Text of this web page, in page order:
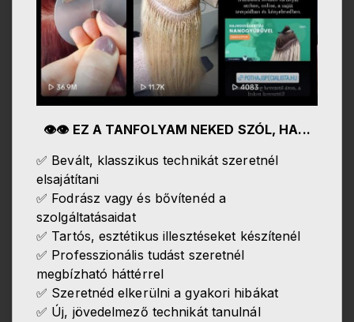
👁️👁️ EZ A TANFOLYAM NEKED SZÓL, HA...
✅ Bevált, klasszikus technikát szeretnél
elsajátítani
✅ Fodrász vagy és bővítenéd a
szolgáltatásaidat
✅ Tartós, esztétikus illesztéseket készítenél
✅ Professzionális tudást szeretnél
megbízható háttérrel
✅ Szeretnéd elkerülni a gyakori hibákat
✅ Új, jövedelmező technikát tanulnál